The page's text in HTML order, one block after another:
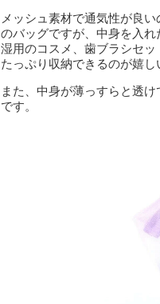
メッシュ素材で通気性が良
のバッグですが、中身を入
湿用のコスメ、歯ブラシセッ
たっぷり収納できるのが嬉し
また、中身が薄っすらと透
です。